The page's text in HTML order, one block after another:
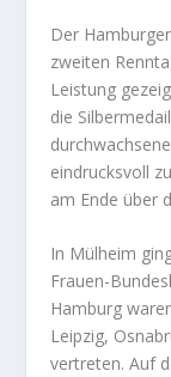
Der
zweiten
Leistung
die
eindrucksvoll
am Ende über
In Mülheim
Frauen-
Hamburg
Leipzig,
vertreten. Auf